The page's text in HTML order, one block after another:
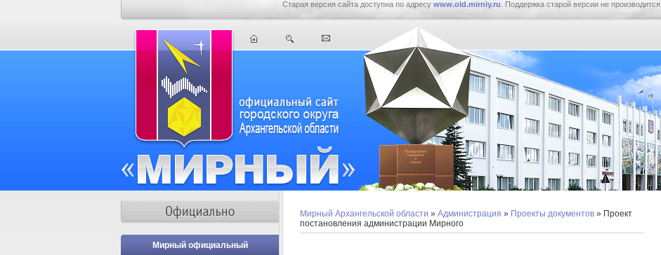
Старая версия сайта доступна по адресу www.old.mirniy.ru . Поддержка старой версии не производится.
Мирный официальный
Мирный Архангельской области » Администрация » Проекты документов » Проект
постановления администрации Мирного